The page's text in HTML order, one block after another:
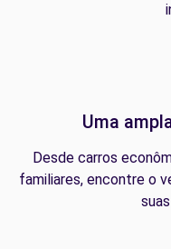
Uma
Desde carros
familiares, encontre o